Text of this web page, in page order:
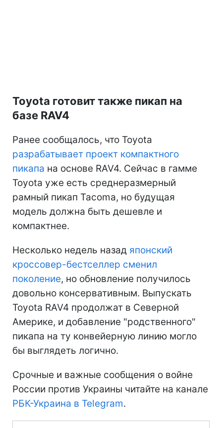
Toyota готовит также пикап на
базе RAV4
Ранее сообщалось, что Toyota
разрабатывает проект компактного
пикапа на основе RAV4. Сейчас в гамме
Toyota уже есть среднеразмерный
рамный пикап Tacoma, но будущая
модель должна быть дешевле и
компактнее.
Несколько недель назад японский
кроссовер-бестселлер сменил
поколение, но обновление получилось
довольно консервативным. Выпускать
Toyota RAV4 продолжат в Северной
Америке, и добавление "родственного"
пикапа на ту конвейерную линию могло
бы выглядеть логично.
Срочные и важные сообщения о войне
России против Украины читайте на канале
РБК-Украина в Telegram.